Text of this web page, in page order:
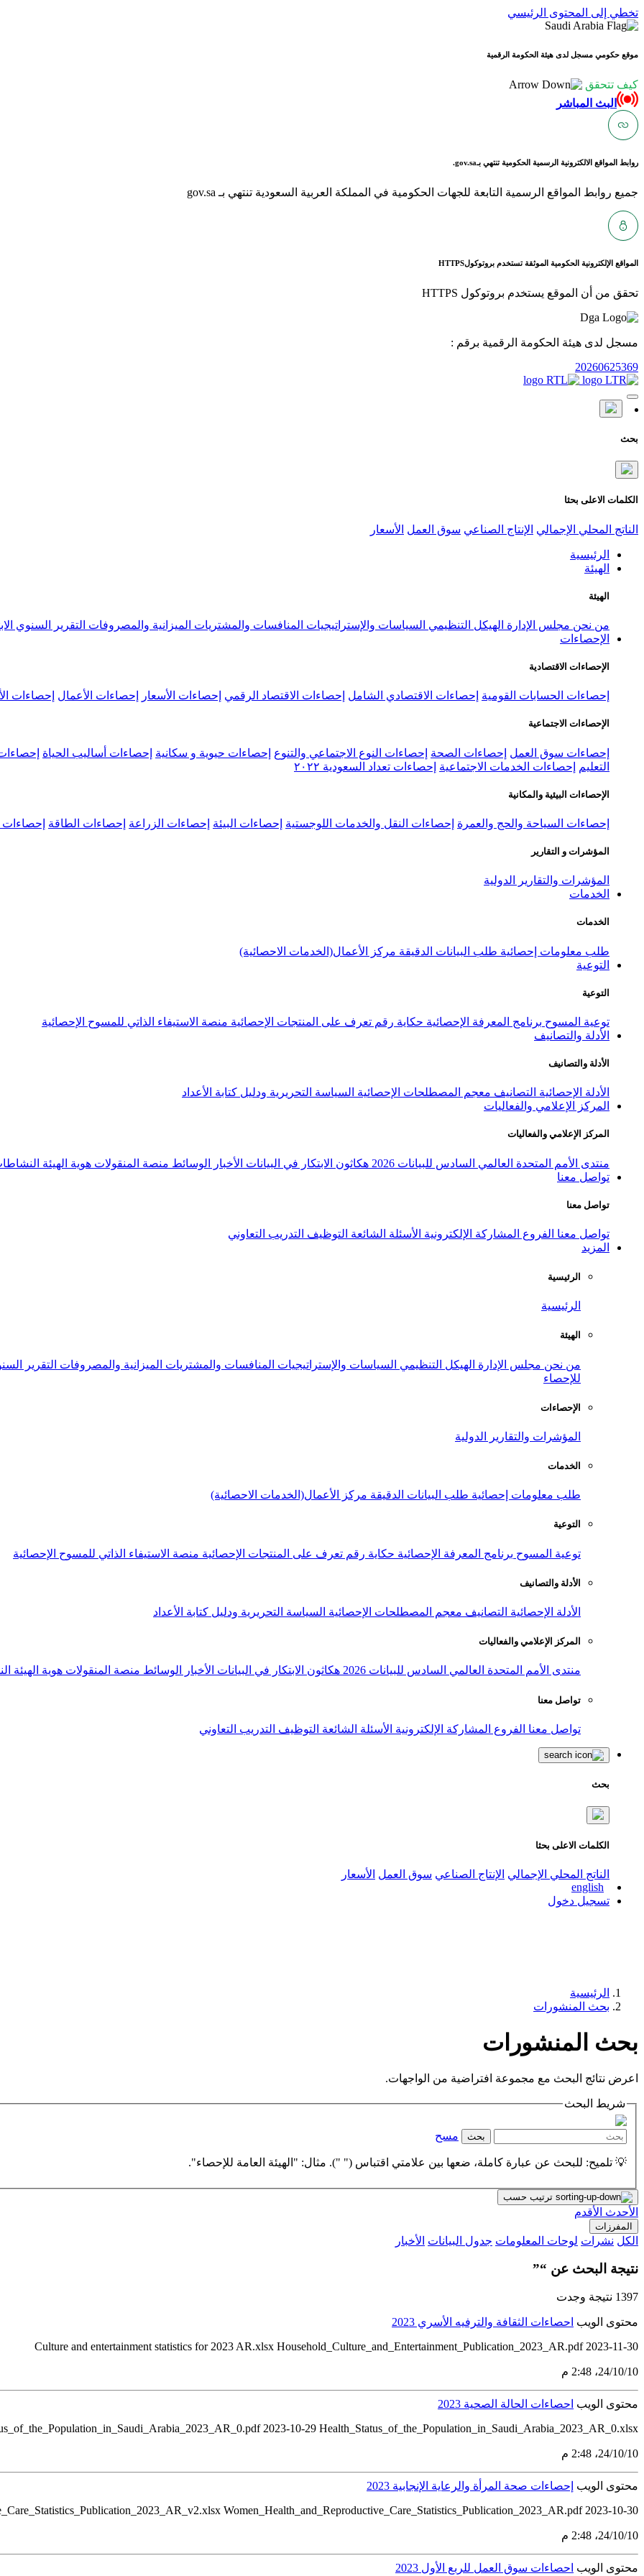
تخطي إلى المحتوى الرئيسي
موقع حكومي مسجل لدى هيئة الحكومة الرقمية
كيف تتحقق
البث المباشر
روابط المواقع الالكترونية الرسمية الحكومية تنتهي بـgov.sa.
جميع روابط المواقع الرسمية التابعة للجهات الحكومية في المملكة العربية السعودية تنتهي بـ gov.sa
المواقع الإلكترونية الحكومية الموثقة تستخدم بروتوكولHTTPS
تحقق من أن الموقع يستخدم بروتوكول HTTPS
مسجل لدى هيئة الحكومة الرقمية برقم :
20260625369
بحث
الكلمات الاعلى بحثا
الناتج المحلي الإجمالي الإنتاج الصناعي سوق العمل الأسعار
الرئيسية
الهيئة
الهيئة
من نحن مجلس الإدارة الهيكل التنظيمي السياسات والإستراتيجيات المنافسات والمشتريات الميزانية والمصروفات التقرير السنوي
الإحصاءات
الإحصاءات الاقتصادية
إحصاءات الحسابات القومية إحصاءات الاقتصادي الشامل إحصاءات الاقتصاد الرقمي إحصاءات الأسعار إحصاءات الأعمال إحصاءات
الإحصاءات الاجتماعية
إحصاءات سوق العمل إحصاءات الصحة إحصاءات النوع الاجتماعي والتنوع إحصاءات حيوية و سكانية إحصاءات أساليب الحياة
التعليم
إحصاءات الخدمات الاجتماعية إحصاءات تعداد السعودية ٢٠٢٢
الإحصاءات البيئية والمكانية
إحصاءات السياحة والحج والعمرة إحصاءات النقل والخدمات اللوجستية إحصاءات البيئة إحصاءات الزراعة إحصاءات الطاقة إحصاءات
المؤشرات و التقارير
المؤشرات والتقارير الدولية
الخدمات
الخدمات
طلب معلومات إحصائية طلب البيانات الدقيقة مركز الأعمال(الخدمات الاحصائية)
التوعية
التوعية
توعية المسوح برنامج المعرفة الإحصائية حكاية رقم تعرف على المنتجات الإحصائية منصة الاستيفاء الذاتي للمسوح الإحصائية
الأدلة والتصانيف
الأدلة والتصانيف
الأدلة الإحصائية التصانيف معجم المصطلحات الإحصائية السياسة التحريرية ودليل كتابة الأعداد
المركز الإعلامي والفعاليات
المركز الإعلامي والفعاليات
منتدى الأمم المتحدة العالمي السادس للبيانات 2026 هكاثون الابتكار في البيانات الأخبار الوسائط منصة المنقولات هوية الهيئة
تواصل معنا
تواصل معنا
تواصل معنا الفروع المشاركة الإلكترونية الأسئلة الشائعة التوظيف التدريب التعاوني
المزيد
الرئيسية
الرئيسية
الهيئة
من نحن مجلس الإدارة الهيكل التنظيمي السياسات والإستراتيجيات المنافسات والمشتريات الميزانية والمصروفات التقرير
للإحصاء
الإحصاءات
المؤشرات والتقارير الدولية
الخدمات
طلب معلومات إحصائية طلب البيانات الدقيقة مركز الأعمال(الخدمات الاحصائية)
التوعية
توعية المسوح برنامج المعرفة الإحصائية حكاية رقم تعرف على المنتجات الإحصائية منصة الاستيفاء الذاتي للمسوح الإحصائية
الأدلة والتصانيف
الأدلة الإحصائية التصانيف معجم المصطلحات الإحصائية السياسة التحريرية ودليل كتابة الأعداد
المركز الإعلامي والفعاليات
منتدى الأمم المتحدة العالمي السادس للبيانات 2026 هكاثون الابتكار في البيانات الأخبار الوسائط منصة المنقولات هوية الهيئة
تواصل معنا
تواصل معنا الفروع المشاركة الإلكترونية الأسئلة الشائعة التوظيف التدريب التعاوني
بحث
الكلمات الاعلى بحثا
الناتج المحلي الإجمالي الإنتاج الصناعي سوق العمل الأسعار
english
تسجيل دخول
الرئيسية
بحث المنشورات
بحث المنشورات
اعرض نتائج البحث مع مجموعة افتراضية من الواجهات.
شريط البحث
بحث مسح
💡 تلميح: للبحث عن عبارة كاملة، ضعها بين علامتي اقتباس (" "). مثال: "الهيئة العامة للإحصاء".
ترتيب حسب
الأحدث الأقدم
المفرزات
الكل نشرات لوحات المعلومات جدول البيانات الأخبار
نتيجة البحث عن “”
1397 نتيجة وجدت
محتوى الويب احصاءات الثقافة والترفيه الأسري 2023
Culture and entertainment statistics for 2023 AR.xlsx Household_Culture_and_Entertainment_Publication_2023_AR.pdf 2023-11-30
10‏/10‏/24، 2:48 م
محتوى الويب احصاءات الحالة الصحية 2023
2023-10-29 Health_Status_of_the_Population_in_Saudi_Arabia_2023_AR_0.xlsx
10‏/10‏/24، 2:48 م
محتوى الويب إحصاءات صحة المرأة والرعاية الإنجابية 2023
2023-10-30 Women_Health_and_Reproductive_Care_Statistics_Publication_2023_AR_v2.xlsx Women_Health_and_Reproductive_Care_Statistics_Publication_2023_AR.pdf
10‏/10‏/24، 2:48 م
محتوى الويب احصاءات سوق العمل للربع الأول 2023